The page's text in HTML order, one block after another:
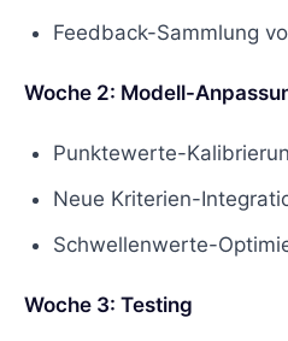
Feedback-Sammlung
Woche 2: Modell-
Punktewerte-
Neue Kriterien-
Schwellenwerte-
Woche 3: Testing